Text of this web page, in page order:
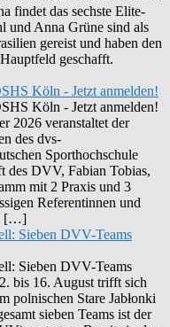
findet das sechste Elite-
und Anna Grüne sind als
gereist und haben den
geschafft.
Köln - Jetzt anmelden!
Köln - Jetzt anmelden!
2026 veranstaltet der
des dvs-
Sporthochschule
des DVV, Fabian Tobias,
mit 2 Praxis und 3
Referentinnen und
[…]
Sieben DVV-Teams
Sieben DVV-Teams
bis 16. August trifft sich
polnischen Stare Jabłonki
sieben Teams ist der